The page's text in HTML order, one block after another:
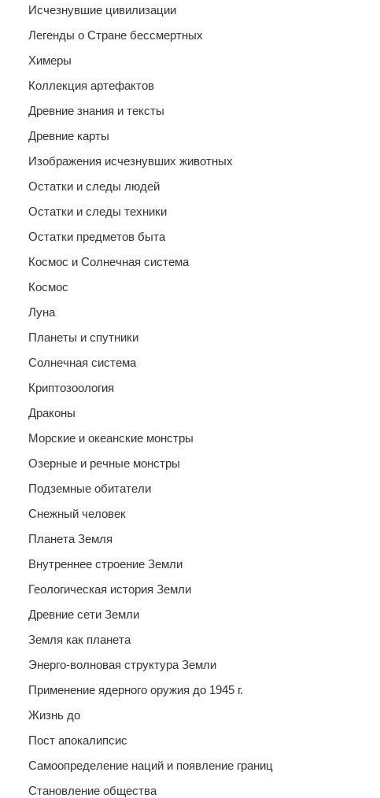
Исчезнувшие цивилизации
Легенды о Стране бессмертных
Химеры
Коллекция артефактов
Древние знания и тексты
Древние карты
Изображения исчезнувших животных
Остатки и следы людей
Остатки и следы техники
Остатки предметов быта
Космос и Солнечная система
Космос
Луна
Планеты и спутники
Солнечная система
Криптозоология
Драконы
Морские и океанские монстры
Озерные и речные монстры
Подземные обитатели
Снежный человек
Планета Земля
Внутреннее строение Земли
Геологическая история Земли
Древние сети Земли
Земля как планета
Энерго-волновая структура Земли
Применение ядерного оружия до 1945 г.
Жизнь до
Пост апокалипсис
Самоопределение наций и появление границ
Становление общества